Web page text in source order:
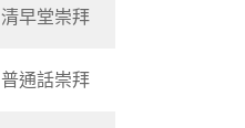
清早堂崇拜
普通話崇拜